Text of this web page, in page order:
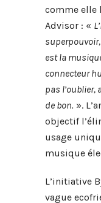
comme elle
Advisor : «
est la
connecteur
pas
de bon. ».
objectif
usage
musique
L’initiative
vague